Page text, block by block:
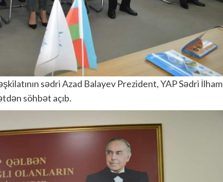
sədri Azad Balayev Prezident, YAP Sədri İlham
söhbət açıb.